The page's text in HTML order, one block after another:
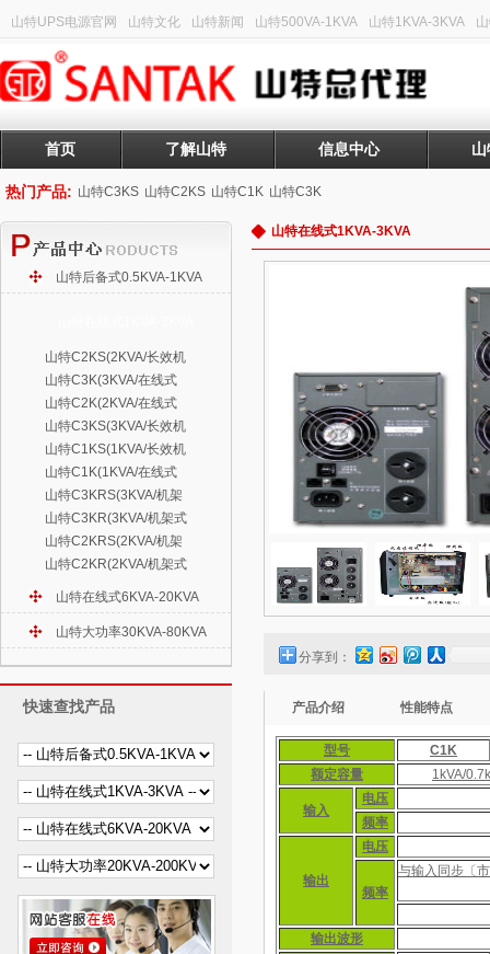
山特UPS电源官网 山特文化 山特新闻 山特500VA-1KVA 山特1KVA-3KVA
首页 了解山特 信息中心
热门产品: 山特C3KS 山特C2KS 山特C1K 山特C3K
山特后备式0.5KVA-1KVA
山特C2KS(2KVA/长效机
山特C3K(3KVA/在线式
山特C2K(2KVA/在线式
山特C3KS(3KVA/长效机
山特C1KS(1KVA/长效机
山特C1K(1KVA/在线式
山特C3KRS(3KVA/机架
山特C3KR(3KVA/机架式
山特C2KRS(2KVA/机架
山特C2KR(2KVA/机架式
山特在线式6KVA-20KVA
山特大功率30KVA-80KVA
快速查找产品
山特在线式1KVA-3KVA
分享到：
产品介绍 性能特点
型号
C1K
额定容量
1kVA/
输入
电压
频率
输出
电压
频率
与输入同步〔
输出波形